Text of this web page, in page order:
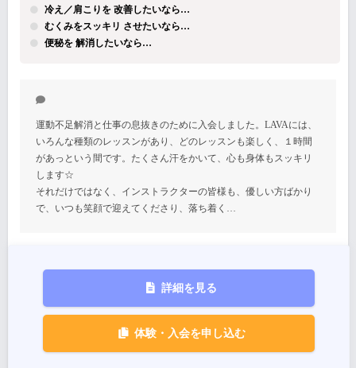
冷え／肩こりを 改善したいなら…
むくみをスッキリ させたいなら…
便秘を 解消したいなら…
運動不足解消と仕事の息抜きのために入会しました。LAVAには、
いろんな種類のレッスンがあり、どのレッスンも楽しく、１時間
があっという間です。たくさん汗をかいて、心も身体もスッキリ
します☆
それだけではなく、インストラクターの皆様も、優しい方ばかり
で、いつも笑顔で迎えてくださり、落ち着く…
詳細を見る
体験・入会を申し込む